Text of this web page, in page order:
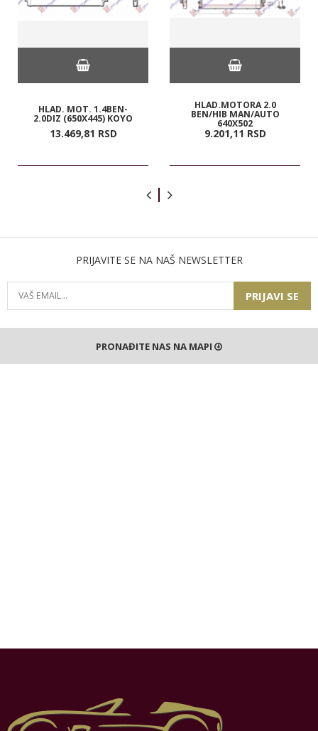
HLAD. MOT. 1.4BEN-
2.0DIZ (650X445) KOYO
13.469,81 RSD
HLAD.MOTORA 2.0
BEN/HIB MAN/AUTO
640X502
9.201,11 RSD
PRIJAVITE SE NA NAŠ NEWSLETTER
PRIJAVI SE
PRONAĐITE NAS NA MAPI